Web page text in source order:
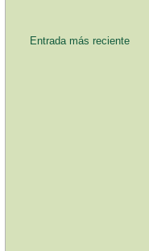
Entrada más reciente